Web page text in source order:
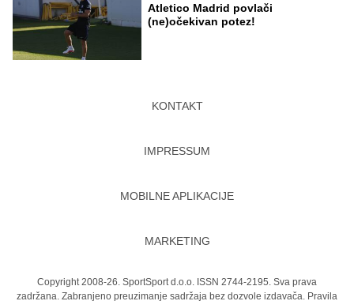
Atletico Madrid povlači
(ne)očekivan potez!
KONTAKT
IMPRESSUM
MOBILNE APLIKACIJE
MARKETING
Copyright 2008-26. SportSport d.o.o. ISSN 2744-2195. Sva prava
zadržana. Zabranjeno preuzimanje sadržaja bez dozvole izdavača. Pravila